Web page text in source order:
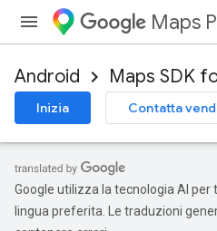
Maps
Android Maps SDK
Inizia Contatta
Google utilizza la tecnologia AI
lingua preferita. Le traduzioni